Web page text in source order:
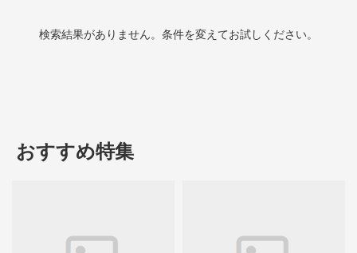
検索結果がありません。条件を変えてお試しください。
おすすめ特集